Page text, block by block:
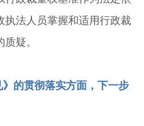
执法人员掌握和适用行政裁
疑。
的贯彻落实方面，下一步